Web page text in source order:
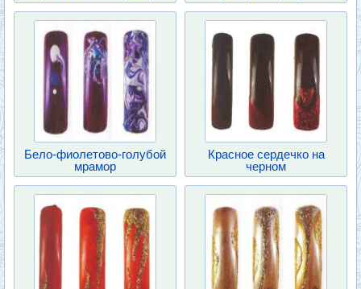
Бело-фиолетово-голубой
мрамор
Красное сердечко на
черном